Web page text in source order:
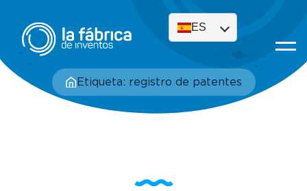
ES
Etiqueta: registro de patentes